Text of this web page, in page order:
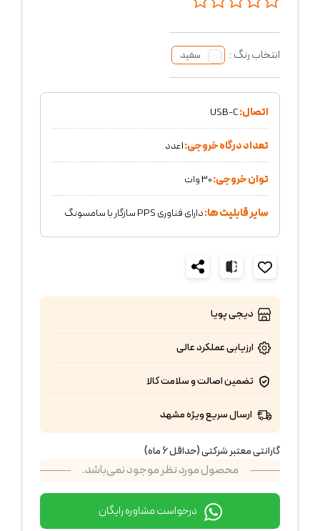
انتخاب رنگ : سفید
اتصال:USB-C
تعداد درگاه خروجی:1عدد
توان خروجی:30 وات
سایر قابلیت ها:دارای فناوری PPS سازگار با سامسونگ
دیجی پویا
ارزیابی عملکردعالی
تضمین اصالت و سلامت کالا
ارسال سریع ویژه مشهد
گارانتی معتبر شرکتی (حداقل 6 ماه)
محصول مورد نظر موجود نمی‌باشد.
درخواست مشاوره رایگان